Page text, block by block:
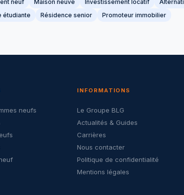
neuf Maison neuve Investissement locatif
étudiante Résidence senior
Promoteur immobilier
neufs
INFORMATIONS
Le Groupe BLG
Actualités & Guides
Carrières
Nous contacter
Politique de confidentialité
Mentions légales